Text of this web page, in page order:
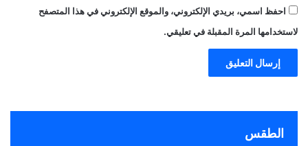
احفظ اسمي، بريدي الإلكتروني، والموقع الإلكتروني في هذا المتصفح
لاستخدامها المرة المقبلة في تعليقي.
الطقس